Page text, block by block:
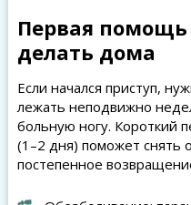
Первая
делать дома
Если начался приступ,
лежать неподвижно
больную ногу. Короткий
(1–2 дня) поможет
постепенное